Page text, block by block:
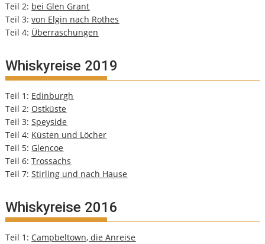
Teil 2: bei Glen Grant
Teil 3:von Elgin nach Rothes
Teil 4: Überraschungen
Whiskyreise 2019
Teil 1: Edinburgh
Teil 2: Ostküste
Teil 3:Speyside
Teil 4: Küsten und Löcher
Teil 5: Glencoe
Teil 6:Trossachs
Teil 7:Stirling und nach Hause
Whiskyreise 2016
Teil 1: Campbeltown, die Anreise